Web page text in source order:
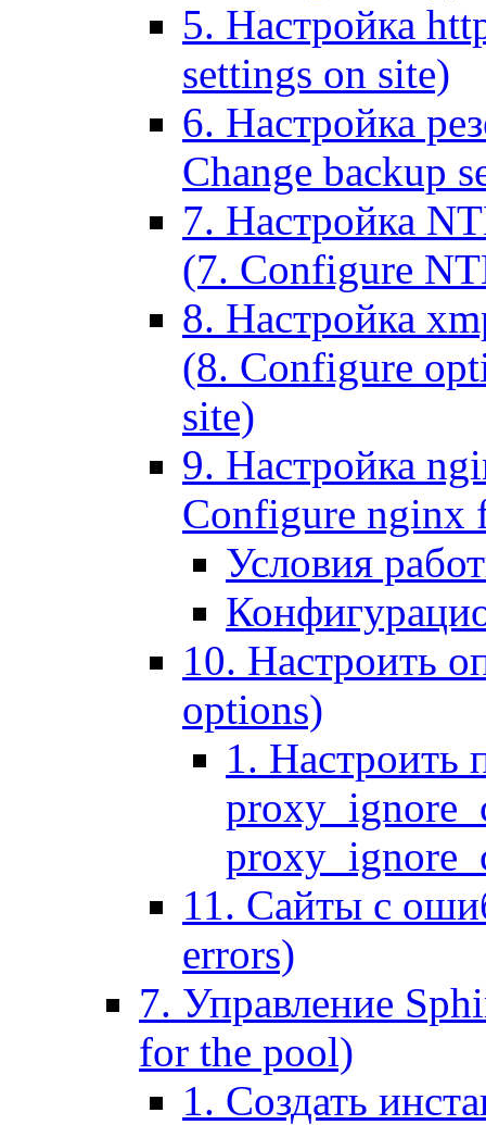
5. Настройка
settings on site)
6. Настройка
Change backup
7. Настройка
(7. Configure
8. Настройка
(8. Configure
site)
9. Настройка
Configure nginx
Условия
10. Настроить
options)
1. Настроить
11. Сайты с
errors)
7. Управление
for the pool)
1. Создать